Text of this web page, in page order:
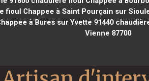
fioul Chappee à Saint Pourçain sur
à Bures sur Yvette 91440
Vienne 87700